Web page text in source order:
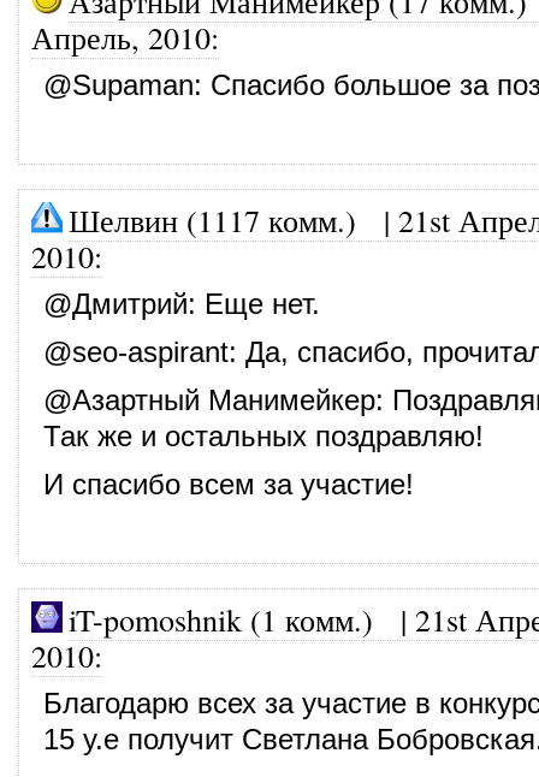
Апрель, 2010:
@Supaman: Спасибо большое за
Шелвин (1117 комм.) | 21st
2010:
@Дмитрий: Еще нет.
@seo-aspirant: Да, спасибо,
@Азартный Манимейкер:
Так же и остальных поздравляю!
И спасибо всем за участие!
iT-pomoshnik (1 комм.) | 21st
2010:
Благодарю всех за участие в
15 у.е получит Светлана